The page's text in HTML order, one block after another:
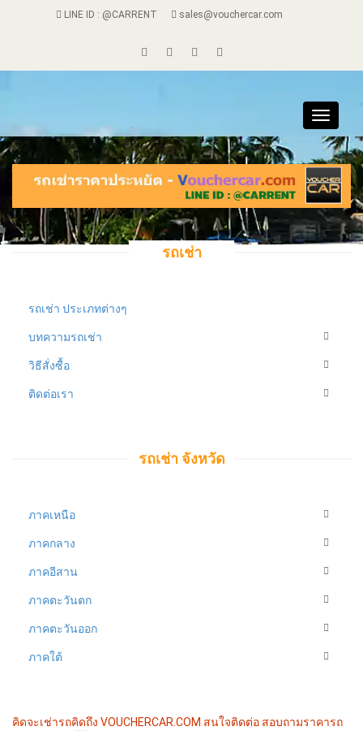
LINE ID : @CARRENT sales@vouchercar.com
Toggle
รถเช่า
รถเช่า ประเภทต่างๆ
บทความรถเช่า
วิธีสั่งซื้อ
ติดต่อเรา
รถเช่า จังหวัด
ภาคเหนือ
ภาคกลาง
ภาคอีสาน
ภาคตะวันตก
ภาคตะวันออก
ภาคใต้
คิดจะเช่ารถคิดถึง VOUCHERCAR.COM สนใจติดต่อ สอบถามราคารถ